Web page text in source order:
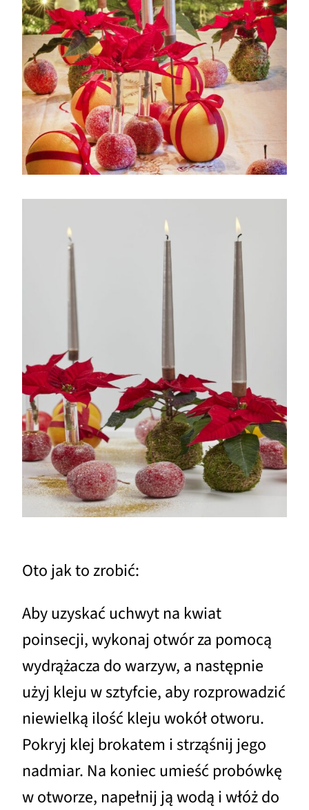
Oto jak to zrobić:
Aby uzyskać uchwyt na kwiat
poinsecji, wykonaj otwór za pomocą
wydrążacza do warzyw, a następnie
użyj kleju w sztyfcie, aby rozprowadzić
niewielką ilość kleju wokół otworu.
Pokryj klej brokatem i strząśnij jego
nadmiar. Na koniec umieść probówkę
w otworze, napełnij ją wodą i włóż do